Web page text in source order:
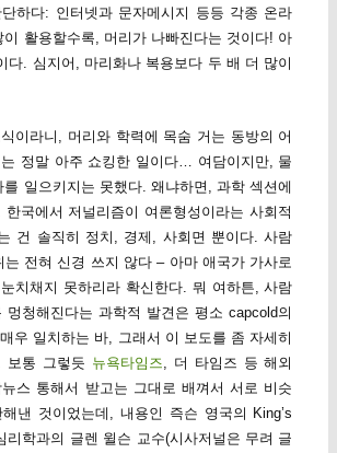
하다: 인터넷과 문자메시지 등등 각종 온라
이 활용할수록, 머리가 나빠진다는 것이다! 아
다. 심지어, 마리화나 복용보다 두 배 더 많이
이라니, 머리와 학력에 목숨 거는 동방의 어
정말 아주 쇼킹한 일이다… 여담이지만, 물
일으키지는 못했다. 왜냐하면, 과학 섹션에
한국에서 저널리즘이 여론형성이라는 사회적
건 솔직히 정치, 경제, 사회면 뿐이다. 사람
는 전혀 신경 쓰지 않다 – 아마 애국가 가사로
치채지 못하리라 확신한다. 뭐 여하튼, 사람
멍청해진다는 과학적 발견은 평소 capcold의
우 일치하는 바, 그래서 이 보도를 좀 자세히
보통 그렇듯 뉴욕타임즈 , 더 타임즈 등 해외
스 통해서 받고는 그대로 배껴서 서로 비슷
낸 것이었는데, 내용인 즉슨 영국의 King’s
리학과의 글렌 윌슨 교수(시사저널은 무려 글